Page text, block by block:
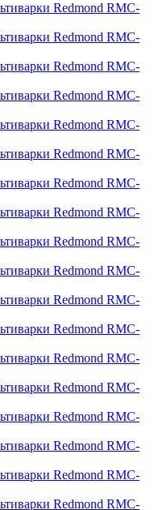
Redmond RMC-
Redmond RMC-
Redmond RMC-
Redmond RMC-
Redmond RMC-
Redmond RMC-
Redmond RMC-
Redmond RMC-
Redmond RMC-
Redmond RMC-
Redmond RMC-
Redmond RMC-
Redmond RMC-
Redmond RMC-
Redmond RMC-
Redmond RMC-
Redmond RMC-
Redmond RMC-